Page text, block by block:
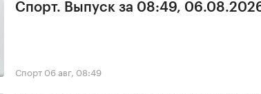
Спорт. Выпуск за 08:49,
Спорт 06 авг, 08:49